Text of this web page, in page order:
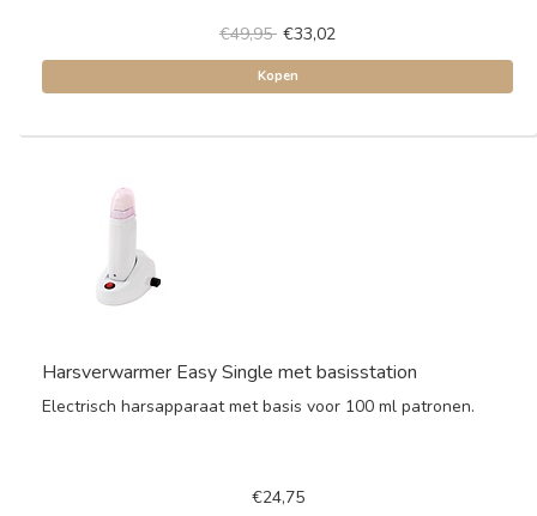
€49,95 €33,02
Kopen
Harsverwarmer Easy Single met basisstation
Electrisch harsapparaat met basis voor 100 ml patronen.
€24,75